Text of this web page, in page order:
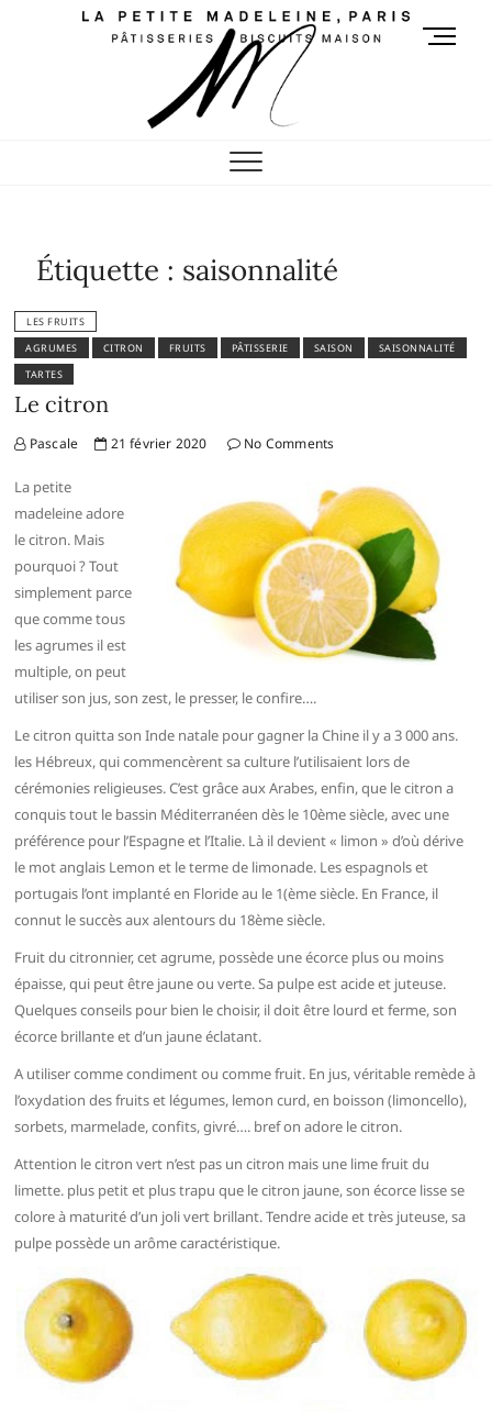
Pâtisseries et biscuits
madeleine
M
Étiquette : saisonnalité
LES FRUITS
AGRUMES
CITRON FRUITS PÂTISSERIE SAISON
SAISONNALITÉ
TARTES
Le citron
Pascale 21 février 2020 No Comments
La petite
madeleine adore
le citron. Mais
pourquoi ? Tout
simplement parce
que comme tous
les agrumes il est
multiple, on peut
utiliser son jus, son zest, le presser, le confire….
Le citron quitta son Inde natale pour gagner la Chine il y a 3 000 ans.
les Hébreux, qui commencèrent sa culture l’utilisaient lors de
cérémonies religieuses. C’est grâce aux Arabes, enfin, que le citron a
conquis tout le bassin Méditerranéen dès le 10ème siècle, avec une
préférence pour l’Espagne et l’Italie. Là il devient « limon » d’où dérive
le mot anglais Lemon et le terme de limonade. Les espagnols et
portugais l’ont implanté en Floride au le 1(ème siècle. En France, il
connut le succès aux alentours du 18ème siècle.
Fruit du citronnier, cet agrume, possède une écorce plus ou moins
épaisse, qui peut être jaune ou verte. Sa pulpe est acide et juteuse.
Quelques conseils pour bien le choisir, il doit être lourd et ferme, son
écorce brillante et d’un jaune éclatant.
A utiliser comme condiment ou comme fruit. En jus, véritable remède à
l’oxydation des fruits et légumes, lemon curd, en boisson (limoncello),
sorbets, marmelade, confits, givré…. bref on adore le citron.
Attention le citron vert n’est pas un citron mais une lime fruit du
limette. plus petit et plus trapu que le citron jaune, son écorce lisse se
colore à maturité d’un joli vert brillant. Tendre acide et très juteuse, sa
pulpe possède un arôme caractéristique.